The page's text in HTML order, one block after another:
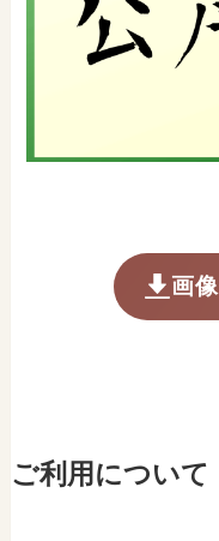
画
ご利用について